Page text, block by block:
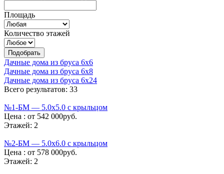
Площадь
Количество этажей
Дачные дома из бруса 6х6
Дачные дома из бруса 6х8
Дачные дома из бруса 6х24
Всего результатов: 33
№1-БМ — 5.0х5.0 с крыльцом
Цена : от 542 000руб.
Этажей: 2
№2-БМ — 5.0х6.0 с крыльцом
Цена : от 578 000руб.
Этажей: 2